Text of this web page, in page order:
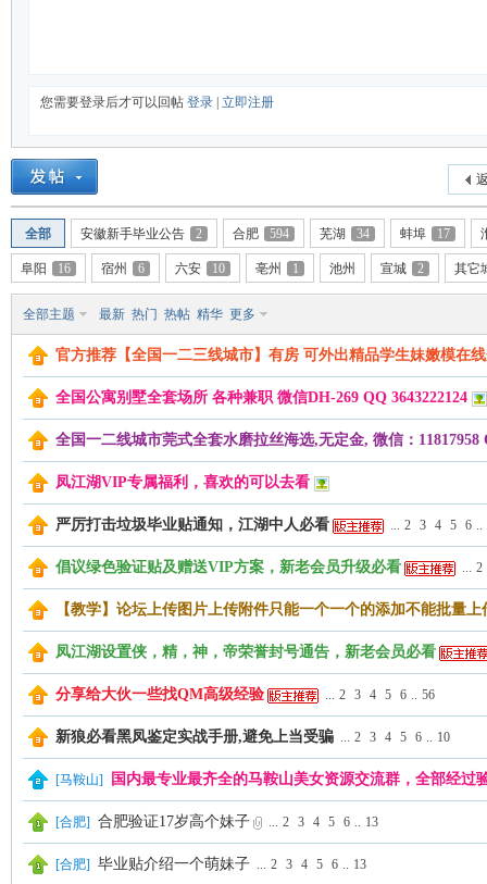
湖
您需要登录后才可以回帖 登录 立即注册
全部 安徽新手毕业公告 2 合肥 594 芜湖 34 蚌埠 17
阜阳 16 宿州 6 六安 10 亳州 1 池州 宣城 2 其它
全部主题 最新 热门 热帖 精华 更多
官方推荐【全国一二三线城市】有房 可外出精品学生妹嫩模在
全国公寓别墅全套场所 各种兼职 微信DH-269 QQ 3643222124
全国一二线城市莞式全套水磨拉丝海选,无定金, 微信：11817958
凤江湖VIP专属福利，喜欢的可以去看
严厉打击垃圾毕业贴通知，江湖中人必看 ... 2 3 4 5 6 ..
倡议绿色验证贴及赠送VIP方案，新老会员升级必看 ... 2
【教学】论坛上传图片上传附件只能一个一个的添加不能批量
凤江湖设置侠，精，神，帝荣誉封号通告，新老会员必看
分享给大伙一些找QM高级经验 ... 2 3 4 5 6 .. 56
新狼必看黑凤鉴定实战手册,避免上当受骗 ... 2 3 4 5 6 .. 10
[马鞍山] 国内最专业最齐全的马鞍山美女资源交流群，全部经过
[合肥] 合肥验证17岁高个妹子 ... 2 3 4 5 6 .. 13
[合肥] 毕业贴介绍一个萌妹子 ... 2 3 4 5 6 .. 13